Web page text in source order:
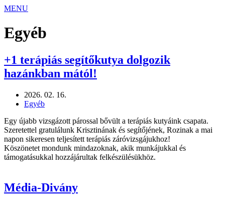
MENU
Egyéb
+1 terápiás segítőkutya dolgozik
hazánkban mától!
2026. 02. 16.
Egyéb
Egy újabb vizsgázott párossal bővült a terápiás kutyáink csapata.
Szeretettel gratulálunk Krisztinának és segítőjének, Rozinak a mai
napon sikeresen teljesített terápiás záróvizsgájukhoz!
Köszönetet mondunk mindazoknak, akik munkájukkal és
támogatásukkal hozzájárultak felkészülésükhöz.
Média-Divány